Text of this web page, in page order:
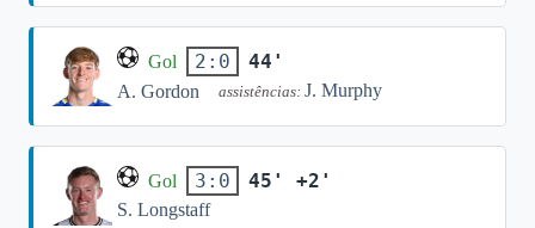
Gol 2:0 44'
A. Gordon assistências: J. Murphy
Gol 3:0 45' +2'
S. Longstaff